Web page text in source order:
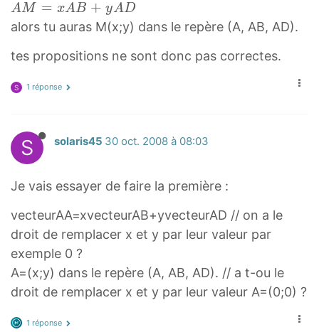
A
M⃗
x
A
y
A
\
s
m
a
l
l
\
v
AM = xAB + yAD
alors tu auras M(x;y) dans le repère (A, AB, AD).
tes propositions ne sont donc pas correctes.
S 1 réponse
S solaris45 30 oct. 2008 à 08:03
Je vais essayer de faire la première :
vecteurAA=xvecteurAB+yvecteurAD // on a le
droit de remplacer x et y par leur valeur par
exemple 0 ?
A=(x;y) dans le repère (A, AB, AD). // a t-ou le
droit de remplacer x et y par leur valeur A=(0;0) ?
1 réponse